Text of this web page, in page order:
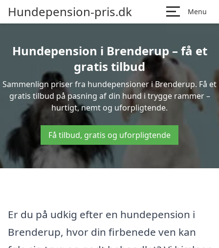
Hundepension-pris.dk Menu
Hundepension i Brenderup – få et
gratis tilbud
Sammenlign priser fra hundepensioner i Brenderup. Få et
gratis tilbud på pasning af din hund i trygge rammer –
hurtigt, nemt og uforpligtende.
Få tilbud, gratis og uforpligtende
Er du på udkig efter en hundepension i
Brenderup, hvor din firbenede ven kan